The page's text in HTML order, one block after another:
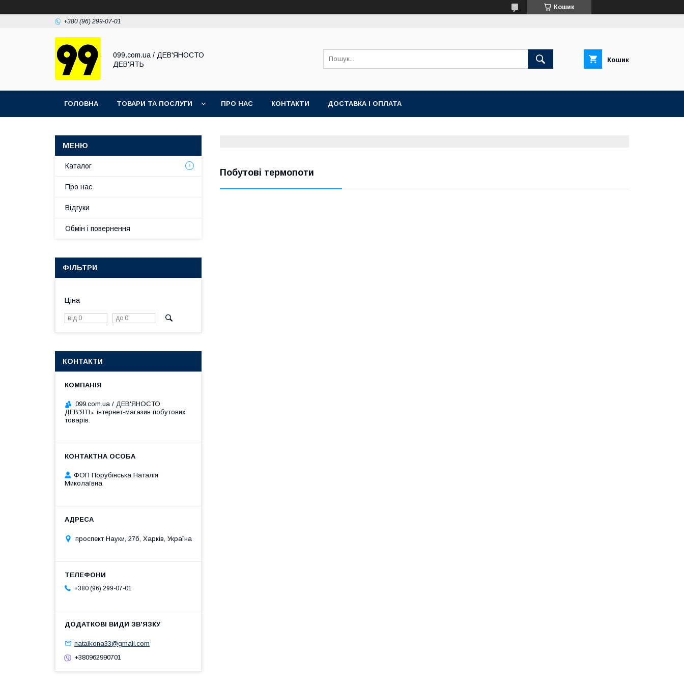
Кошик
+380 (96) 299-07-01
099.com.ua / ДЕВ'ЯНОСТО
ДЕВ'ЯТЬ
Кошик
ГОЛОВНА ТОВАРИ ТА ПОСЛУГИ ПРО НАС КОНТАКТИ ДОСТАВКА І ОПЛАТА
Побутові термопоти
Каталог
Про нас
Відгуки
Обмін і повернення
ФІЛЬТРИ
Ціна
КОНТАКТИ
099.com.ua / ДЕВ'ЯНОСТО
ДЕВ'ЯТЬ: інтернет-магазин побутових
товарів.
ФОП Порубінська Наталія
Миколаївна
проспект Науки, 27б, Харків, Україна
+380 (96) 299-07-01
nataikona33@gmail.com
+380962990701